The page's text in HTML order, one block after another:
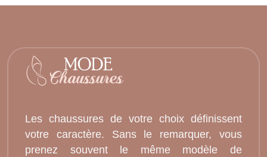
Les chaussures de votre choix définissent
votre caractère. Sans le remarquer, vous
prenez souvent le même modèle de